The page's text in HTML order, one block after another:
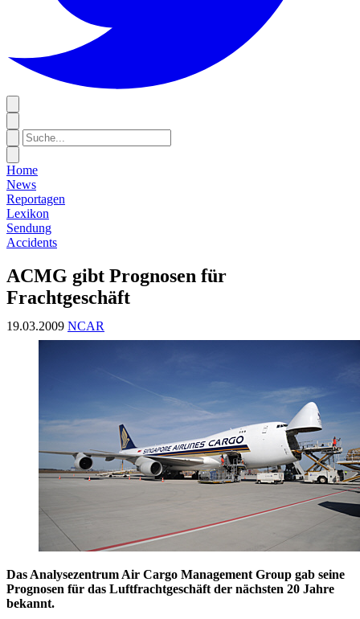
Home
News
Reportagen
Lexikon
Sendung
Accidents
ACMG gibt Prognosen für
Frachtgeschäft
19.03.2009 NCAR
Das Analysezentrum Air Cargo Management Group gab seine
Prognosen für das Luftfrachtgeschäft der nächsten 20 Jahre
bekannt.